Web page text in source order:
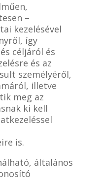
–
kezelésével
így
céljáról és
és az
személyéről,
illetve
meg az
ki kell
is.
általános